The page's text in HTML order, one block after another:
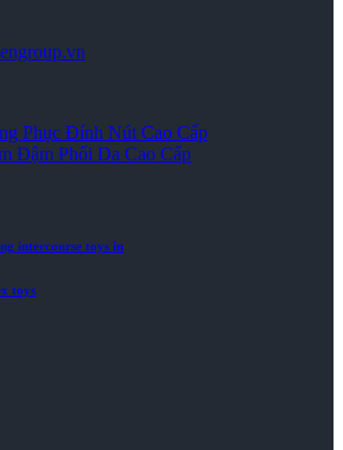
Phục Đính Nút Cao Cấp
Đậm Phối Da Cao Cấp
intercourse toys in
toys